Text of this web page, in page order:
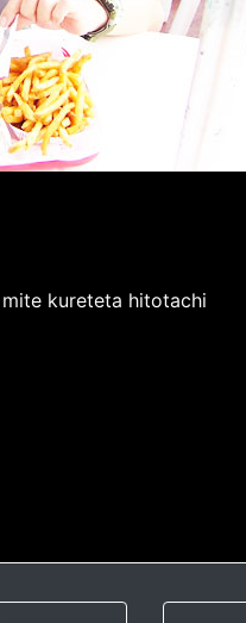
kureteta hitotachi